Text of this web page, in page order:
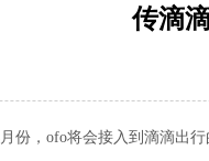
传滴
份，ofo将会接入到滴滴出